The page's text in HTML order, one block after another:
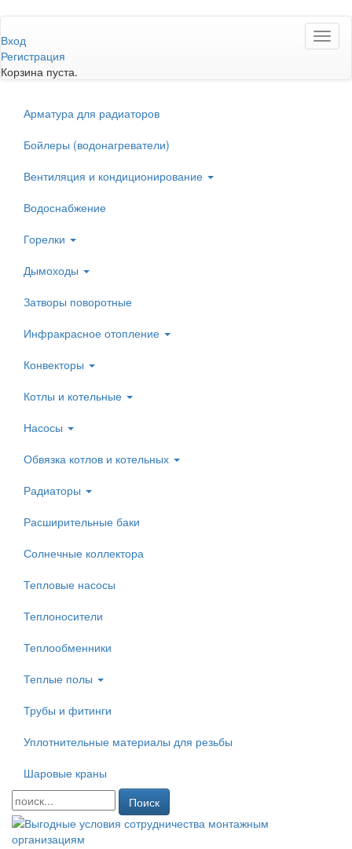
к
основному
содержанию
Вход
Регистрация
Корзина пуста.
Арматура для радиаторов
Бойлеры (водонагреватели)
Вентиляция и кондиционирование
Водоснабжение
Горелки
Дымоходы
Затворы поворотные
Инфракрасное отопление
Конвекторы
Котлы и котельные
Насосы
Обвязка котлов и котельных
Радиаторы
Расширительные баки
Солнечные коллектора
Тепловые насосы
Теплоносители
Теплообменники
Теплые полы
Трубы и фитинги
Уплотнительные материалы для резьбы
Шаровые краны
Поиск